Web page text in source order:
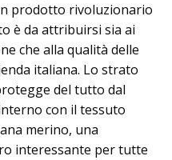
prodotto rivoluzionario
è da attribuirsi sia ai
che alla qualità delle
italiana. Lo strato
del tutto dal
con il tessuto
merino, una
interessante per tutte